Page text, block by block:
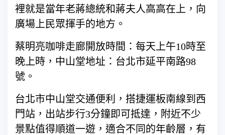
裡就是當年老蔣總統和蔣夫人高高在上，向
廣場上民眾揮手的地方。
蔡明亮咖啡走廊開放時間：每天上午10時至
晚上時，中山堂地址：台北市延平南路98
號。
台北市中山堂交通便利，搭捷運板南線到西
門站，出站步行3分鐘即可抵達，附近不少
景點值得順道一遊，適合不同的年齡層，有